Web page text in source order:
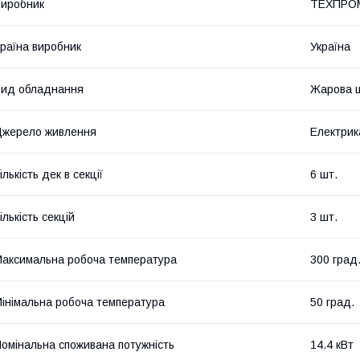
виробник Україна
обладнання Жарова
живлення
дек в секції 6 шт.
секцій 3 шт.
робоча температура 300 град.
робоча температура 50 град.
споживана потужність 14.4 кВт